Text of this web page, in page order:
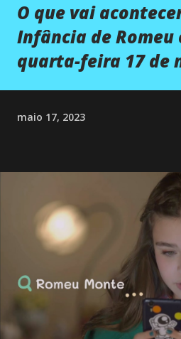
O que vai
Infância de Romeu
quarta-feira 17 de
maio 17, 2023